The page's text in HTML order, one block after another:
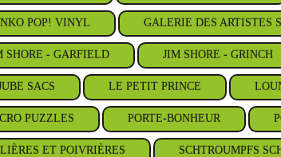
POP! VINYL GALERIE DES ARTISTES
SHORE - GARFIELD JIM SHORE - GRINCH
SACS LE PETIT PRINCE
PUZZLES PORTE-BONHEUR
ET POIVRIÈRES SCHTROUMPFS